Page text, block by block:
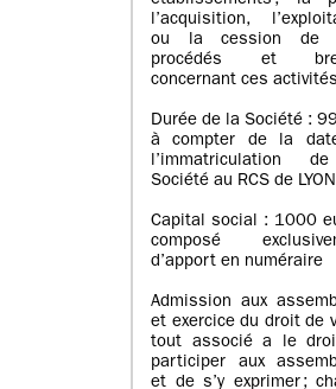
l’acquisition,
ou la cession de
procédés et
concernant ces
Durée de la Société :
à compter de la
l’immatriculation
Société au RCS de
Capital social : 1000
composé
d’apport en numéraire
Admission aux
et exercice du droit de
tout associé a le
participer aux
et de s’y exprimer ;